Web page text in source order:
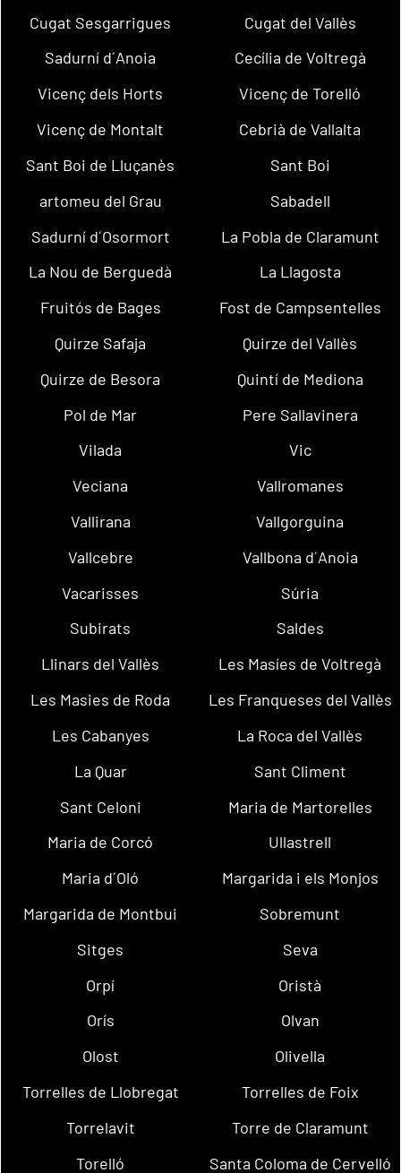
Cugat Sesgarrigues
Cugat del Vallès
Sadurní d´Anoia
Cecília de Voltregà
Vicenç dels Horts
Vicenç de Torelló
Vicenç de Montalt
Cebrià de Vallalta
Sant Boi de Lluçanès
Sant Boi
artomeu del Grau
Sabadell
Sadurní d´Osormort
La Pobla de Claramunt
La Nou de Berguedà
La Llagosta
Fruitós de Bages
Fost de Campsentelles
Quirze Safaja
Quirze del Vallès
Quirze de Besora
Quintí de Mediona
Pol de Mar
Pere Sallavinera
Vilada
Vic
Veciana
Vallromanes
Vallirana
Vallgorguina
Vallcebre
Vallbona d´Anoia
Vacarisses
Súria
Subirats
Saldes
Llinars del Vallès
Les Masíes de Voltregà
Les Masies de Roda
Les Franqueses del Vallès
Les Cabanyes
La Roca del Vallès
La Quar
Sant Climent
Sant Celoni
Maria de Martorelles
Maria de Corcó
Ullastrell
Maria d´Oló
Margarida i els Monjos
Margarida de Montbui
Sobremunt
Sitges
Seva
Orpí
Oristà
Orís
Olvan
Olost
Olivella
Torrelles de Llobregat
Torrelles de Foix
Torrelavit
Torre de Claramunt
Torelló
Santa Coloma de Cervelló